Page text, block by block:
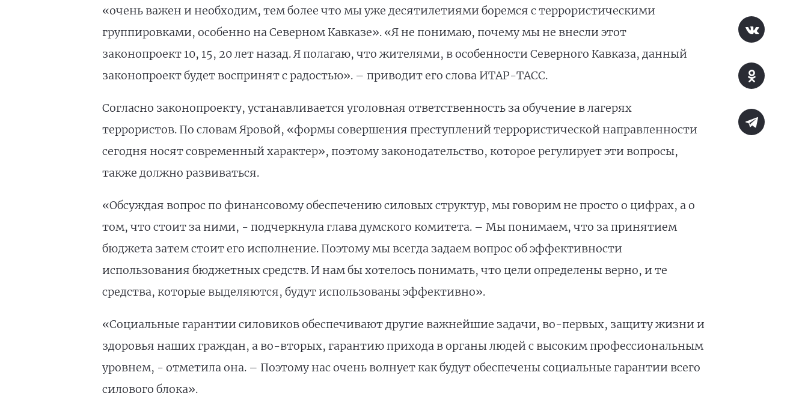
«очень важен и необходим, тем более что мы уже десятилетиями боремся с террористическими
группировками, особенно на Северном Кавказе». «Я не понимаю, почему мы не внесли этот
законопроект 10, 15, 20 лет назад. Я полагаю, что жителями, в особенности Северного Кавказа, данный
законопроект будет воспринят с радостью». – приводит его слова ИТАР-ТАСС.
Согласно законопроекту, устанавливается уголовная ответственность за обучение в лагерях
террористов. По словам Яровой, «формы совершения преступлений террористической направленности
сегодня носят современный характер», поэтому законодательство, которое регулирует эти вопросы,
также должно развиваться.
«Обсуждая вопрос по финансовому обеспечению силовых структур, мы говорим не просто о цифрах, а о
том, что стоит за ними, - подчеркнула глава думского комитета. – Мы понимаем, что за принятием
бюджета затем стоит его исполнение. Поэтому мы всегда задаем вопрос об эффективности
использования бюджетных средств. И нам бы хотелось понимать, что цели определены верно, и те
средства, которые выделяются, будут использованы эффективно».
«Социальные гарантии силовиков обеспечивают другие важнейшие задачи, во-первых, защиту жизни и
здоровья наших граждан, а во-вторых, гарантию прихода в органы людей с высоким профессиональным
уровнем, - отметила она. – Поэтому нас очень волнует как будут обеспечены социальные гарантии всего
силового блока».